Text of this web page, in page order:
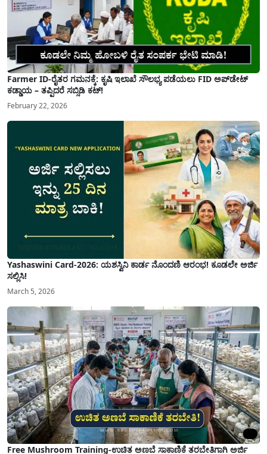
Farmer ID-ರೈತರ ಗಮನಕ್ಕೆ: ಕೃಷಿ ಇಲಾಖೆ ಸೌಲಭ್ಯ ಪಡೆಯಲು FID ಅಪ್‌ಡೇಟ್
ಕಡ್ಡಾಯ – ತಪ್ಪಿದರೆ ಸಬ್ಸಿಡಿ ಕಟ್!
February 22, 2026
Yashaswini Card-2026: ಯಶಸ್ವಿನಿ ಕಾರ್ಡ ನೊಂದಣಿ ಆರಂಭ! ಕೂಡಲೇ ಅರ್ಜಿ
ಸಲ್ಲಿಸಿ!
March 5, 2026
Free Mushroom Training-ಉಚಿತ ಅಣಬೆ ಸಾಕಾಣಿಕೆ ತರಬೇತಿಗಾಗಿ ಅರ್ಜಿ